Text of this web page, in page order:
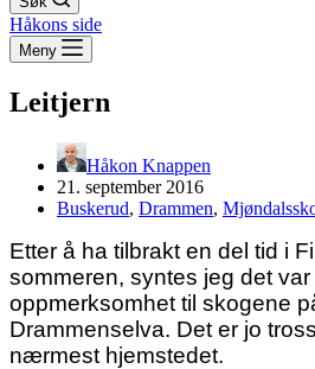
Håkons side
Meny
Leitjern
Håkon Knappen
21. september 2016
Buskerud, Drammen,
Etter å ha tilbrakt en del tid i
sommeren, syntes jeg det
oppmerksomhet til skogene
Drammenselva. Det er jo
nærmest hjemstedet.